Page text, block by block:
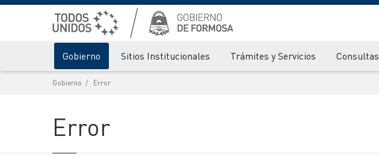
Gobierno Sitios Institucionales Trámites y Servicios Consultas
Gobierno Error
Error